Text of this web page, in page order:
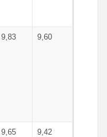
9,83 9,60
9,65 9,42